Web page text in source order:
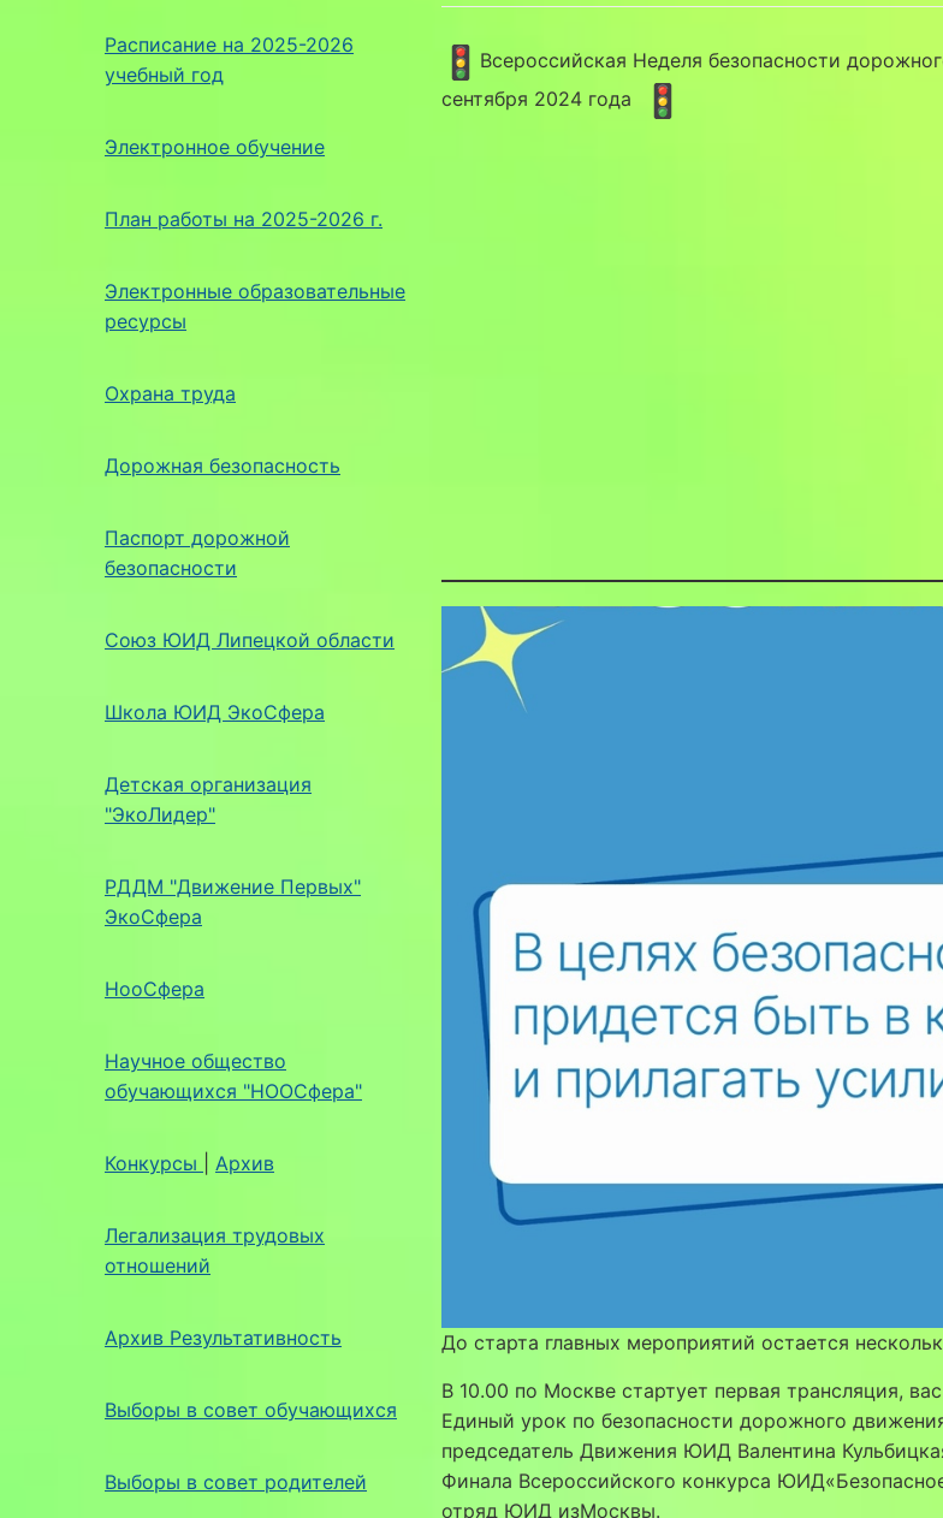
Расписание на 2025-2026
учебный год
Электронное обучение
План работы на 2025-2026 г.
Электронные образовательные
ресурсы
Охрана труда
Дорожная безопасность
Паспорт дорожной
безопасности
Союз ЮИД Липецкой области
Школа ЮИД ЭкоСфера
Детская организация
"ЭкоЛидер"
РДДМ "Движение Первых"
ЭкоСфера
НооСфера
Научное общество
обучающихся "НООСфера"
Конкурсы Архив
Легализация трудовых
отношений
Архив Результативность
Выборы в совет обучающихся
Выборы в совет родителей
Всероссийская Неделя безопасности
сентября 2024 года
До старта главных мероприятий остается
В 10.00 по Москве стартует первая трансляция,
Единый урок по безопасности дорожного
председатель Движения ЮИД Валентина
Финала Всероссийского конкурса
отряд ЮИД изМосквы.